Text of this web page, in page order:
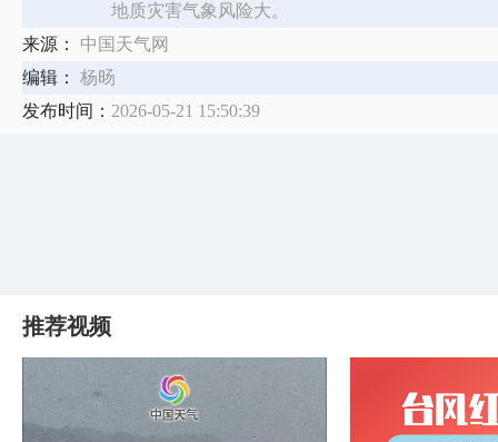
地质灾害气象风险大。
来源：
中国天气网
编辑：
杨旸
发布时间： 2026-05-21 15:50:39
推荐视频